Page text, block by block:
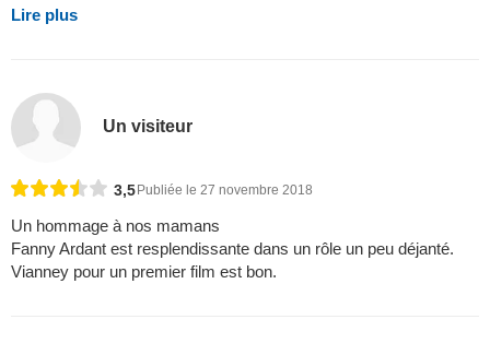
Lire plus
Un visiteur
3,5 Publiée le 27 novembre 2018
Un hommage à nos mamans
Fanny Ardant est resplendissante dans un rôle un peu déjanté.
Vianney pour un premier film est bon.